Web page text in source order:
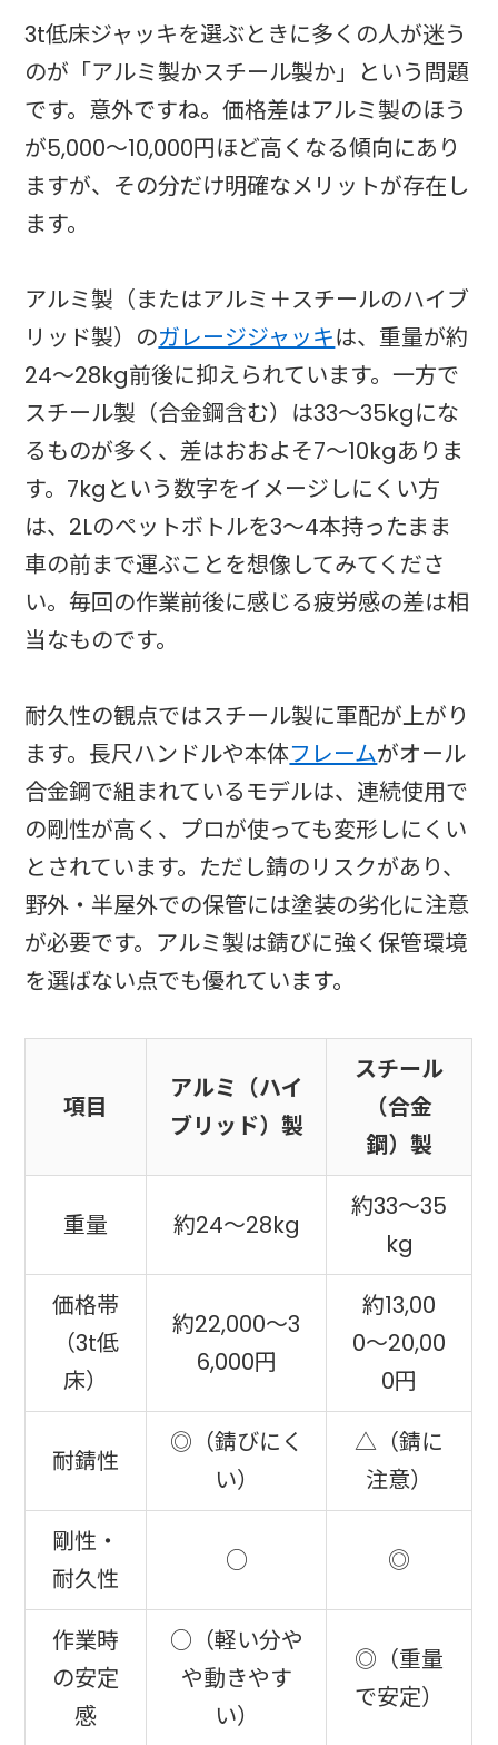
3t低床ジャッキを選ぶときに多くの人が迷う
のが「アルミ製かスチール製か」という問題
です。意外ですね。価格差はアルミ製のほう
が5,000〜10,000円ほど高くなる傾向にあり
ますが、その分だけ明確なメリットが存在し
ます。
アルミ製（またはアルミ＋スチールのハイブ
リッド製）のガレージジャッキは、重量が約
24〜28kg前後に抑えられています。一方で
スチール製（合金鋼含む）は33〜35kgにな
るものが多く、差はおおよそ7〜10kgありま
す。7kgという数字をイメージしにくい方
は、2Lのペットボトルを3〜4本持ったまま
車の前まで運ぶことを想像してみてくださ
い。毎回の作業前後に感じる疲労感の差は相
当なものです。
耐久性の観点ではスチール製に軍配が上がり
ます。長尺ハンドルや本体フレームがオール
合金鋼で組まれているモデルは、連続使用で
の剛性が高く、プロが使っても変形しにくい
とされています。ただし錆のリスクがあり、
野外・半屋外での保管には塗装の劣化に注意
が必要です。アルミ製は錆びに強く保管環境
を選ばない点でも優れています。
項目
アルミ（ハイ
ブリッド）製
スチール
（合金
鋼）製
重量 約24〜28kg
約33〜35
kg
価格帯
（3t低
床）
約22,000〜3
6,000円
約13,00
0〜20,00
0円
耐錆性
◎（錆びにく
い）
△（錆に
注意）
剛性・
耐久性
○ ◎
作業時
の安定
感
○（軽い分や
や動きやす
い）
◎（重量
で安定）